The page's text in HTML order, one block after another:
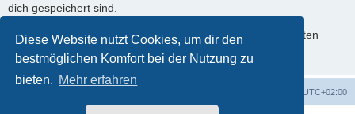
Diese Website nutzt Cookies, um dir den
bestmöglichen Komfort bei der Nutzung zu
bieten. Mehr erfahren
dich gespeichert sind.
Du kannst jederzeit die Löschung bzw. Sperrung deiner Daten
verlangen. Kontaktiere hierzu bitte den Betreiber.
UTC+02:00